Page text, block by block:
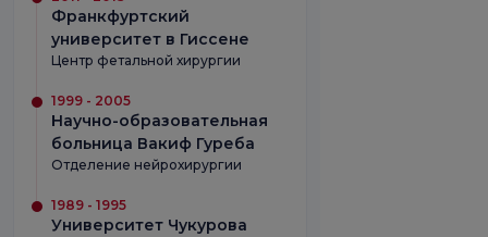
Франкфуртский
университет в Гиссене
Центр фетальной хирургии
1999 - 2005
Научно-образовательная
больница Вакиф Гуреба
Отделение нейрохирургии
1989 - 1995
Университет Чукурова